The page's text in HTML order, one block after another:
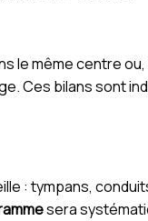
le même centre
Ces bilans sont
: tympans,
sera